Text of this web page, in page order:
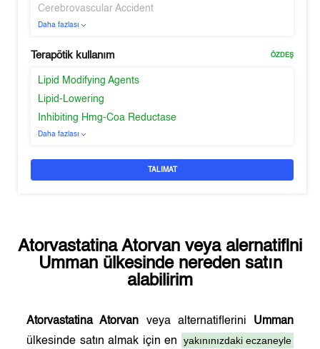
Cerebrovascular Accident
Daha fazlası
Terapötik kullanım ÖZDEŞ
Lipid Modifying Agents
Lipid-Lowering
Inhibiting Hmg-Coa Reductase
Daha fazlası
TALIMAT
Atorvastatina Atorvan veya alernatifini
Ummanülkesinde nereden satın
alabilirim
Atorvastatina Atorvan veya alternatiflerini Umman
ülkesinde satın almak için en
yakınınızdaki eczaneyle